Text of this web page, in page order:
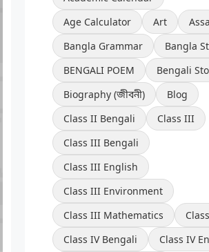
Age Calculator
Art
Bangla Grammar
Bangla
BENGALI POEM
Bengali
Biography (জীবনী)
Blog
Class II Bengali
Class III
Class III Bengali
Class III English
Class III Environment
Class III Mathematics
Class IV Bengali
Class IV